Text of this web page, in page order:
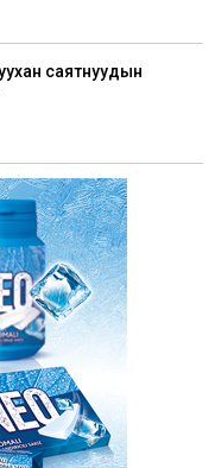
саятнуудын
Монгол аман
сайн уншуулах
болох 6 бизнес санаа
хобби, нөгөө талаас
ном унших зорилго